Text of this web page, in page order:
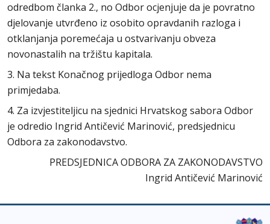
odredbom članka 2., no Odbor ocjenjuje da je povratno
djelovanje utvrđeno iz osobito opravdanih razloga i
otklanjanja poremećaja u ostvarivanju obveza
novonastalih na tržištu kapitala.
3. Na tekst Konačnog prijedloga Odbor nema
primjedaba.
4. Za izvjestiteljicu na sjednici Hrvatskog sabora Odbor
je odredio Ingrid Antičević Marinović, predsjednicu
Odbora za zakonodavstvo.
PREDSJEDNICA ODBORA ZA ZAKONODAVSTVO
Ingrid Antičević Marinović